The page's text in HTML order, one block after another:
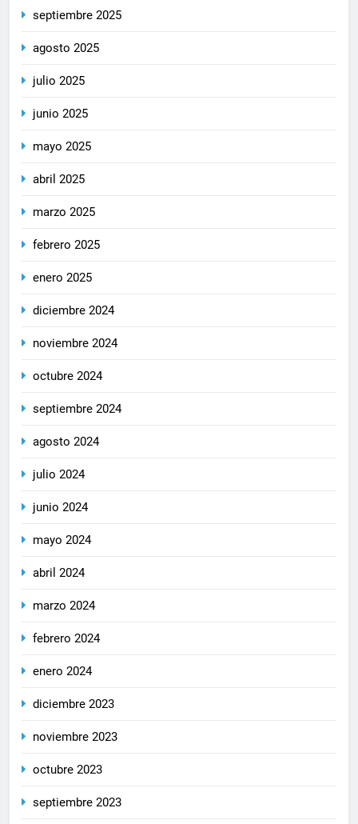
septiembre 2025
agosto 2025
julio 2025
junio 2025
mayo 2025
abril 2025
marzo 2025
febrero 2025
enero 2025
diciembre 2024
noviembre 2024
octubre 2024
septiembre 2024
agosto 2024
julio 2024
junio 2024
mayo 2024
abril 2024
marzo 2024
febrero 2024
enero 2024
diciembre 2023
noviembre 2023
octubre 2023
septiembre 2023